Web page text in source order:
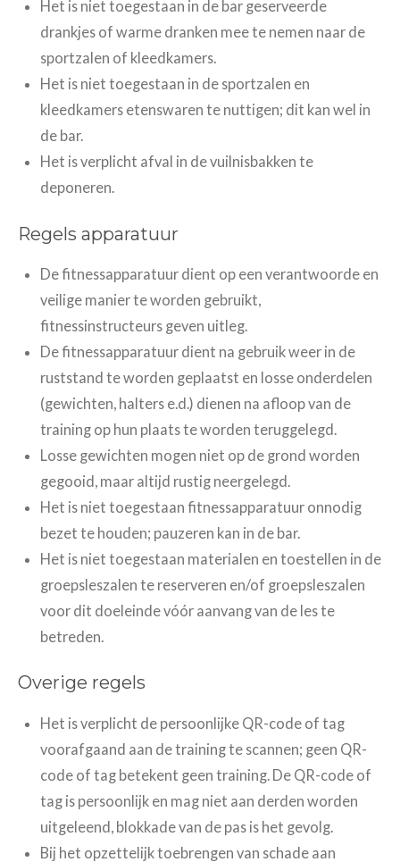
Het is niet toegestaan in de bar geserveerde
drankjes of warme dranken mee te nemen naar de
sportzalen of kleedkamers.
Het is niet toegestaan in de sportzalen en
kleedkamers etenswaren te nuttigen; dit kan wel in
de bar.
Het is verplicht afval in de vuilnisbakken te
deponeren.
Regels apparatuur
De fitnessapparatuur dient op een verantwoorde en
veilige manier te worden gebruikt,
fitnessinstructeurs geven uitleg.
De fitnessapparatuur dient na gebruik weer in de
ruststand te worden geplaatst en losse onderdelen
(gewichten, halters e.d.) dienen na afloop van de
training op hun plaats te worden teruggelegd.
Losse gewichten mogen niet op de grond worden
gegooid, maar altijd rustig neergelegd.
Het is niet toegestaan fitnessapparatuur onnodig
bezet te houden; pauzeren kan in de bar.
Het is niet toegestaan materialen en toestellen in de
groepsleszalen te reserveren en/of groepsleszalen
voor dit doeleinde vóór aanvang van de les te
betreden.
Overige regels
Het is verplicht de persoonlijke QR-code of tag
voorafgaand aan de training te scannen; geen QR-
code of tag betekent geen training. De QR-code of
tag is persoonlijk en mag niet aan derden worden
uitgeleend, blokkade van de pas is het gevolg.
Bij het opzettelijk toebrengen van schade aan